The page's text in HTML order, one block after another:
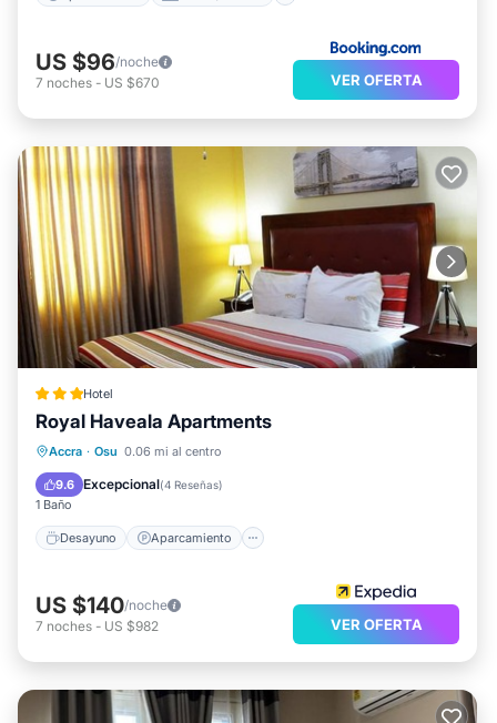
US $96/noche
7 noches - US $670 VER OFERTA
Hotel
Royal Haveala Apartments
Accra · Osu 0.06 mi al centro
9.6 Excepcional(4 Reseñas)
1 Baño
Desayuno Aparcamiento
Desayuno Aparcamiento
Aire acondicionado
US $140/noche
7 noches - US $982 VER OFERTA